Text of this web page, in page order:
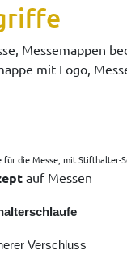
Messemappen
mit Logo,
die Messe, mit Stifthalter-
auf Messen
Verschluss